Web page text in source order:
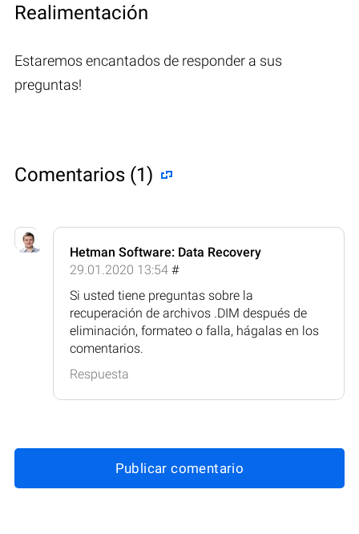
Realimentación
Estaremos encantados de responder a sus
preguntas!
Comentarios (1)
Hetman Software: Data Recovery
29.01.2020 13:54 #
Si usted tiene preguntas sobre la
recuperación de archivos .DIM después de
eliminación, formateo o falla, hágalas en los
comentarios.
Respuesta
Publicar comentario